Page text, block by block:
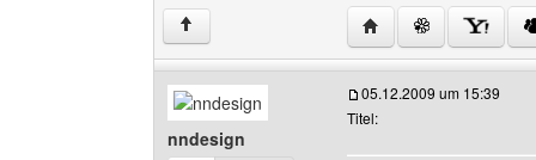
↑ Website dieses
nndesign
05.12.2009 um 15:39
Titel: